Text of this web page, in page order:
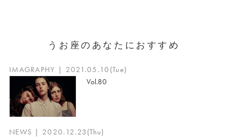
うお座のあなたにおすすめ
IMAGRAPHY | 2021.05.10(Tue)
Vol.80
NEWS | 2020.12.23(Thu)